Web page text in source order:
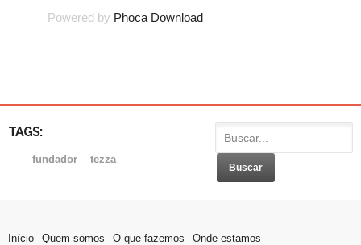
Powered by Phoca Download
TAGS:
fundador tezza
Início Quem somos O que fazemos
Onde estamos